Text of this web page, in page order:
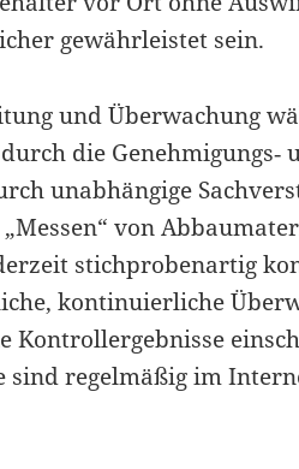
gewährleistet sein.
und Überwachung
die Genehmigungs‐
unabhängige
von
stichprobenartig
kontinuierliche
Kontrollergebnisse
sind regelmäßig im